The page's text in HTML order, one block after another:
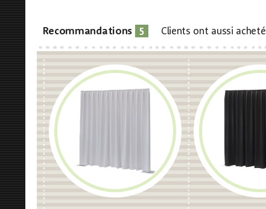
Recommandations 5 Clients ont aussi acheté